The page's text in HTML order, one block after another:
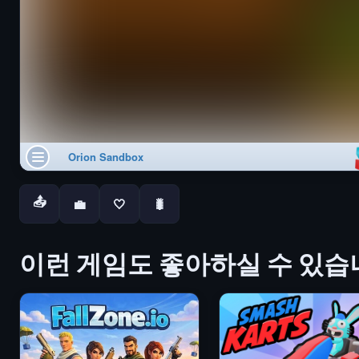
📤 💼 🤍 🐛
이런 게임도 좋아하실 수 있습